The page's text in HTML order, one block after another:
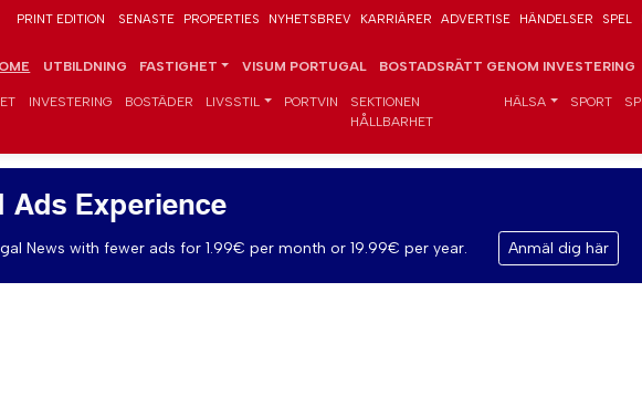
PRINT EDITION SENASTE PROPERTIES NYHETSBREV KARRIÄRER ADVERTISE HÄNDELSER SPEL
UTBILDNING FASTIGHET VISUM PORTUGAL BOSTADSRÄTT GENOM INVESTERING
INVESTERING BOSTÄDER LIVSSTIL PORTVIN
SEKTIONEN
HÅLLBARHET
HÄLSA SPORT
Ads Experience
News with fewer ads for 1.99€ per month or 19.99€ per year. Anmäl dig här